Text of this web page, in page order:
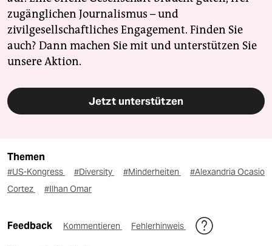
zugänglichen Journalismus – und
zivilgesellschaftliches Engagement. Finden Sie
auch? Dann machen Sie mit und unterstützen Sie
unsere Aktion.
Jetzt unterstützen
Themen
#US-Kongress #Diversity #Minderheiten
#Alexandria Ocasio
Cortez
#Ilhan Omar
Feedback Kommentieren Fehlerhinweis